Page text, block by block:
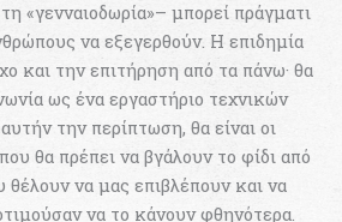
«γενναιοδωρία»– μπορεί πράγματι
να εξεγερθούν. Η επιδημία
και την επιτήρηση από τα πάνω· θα
ως ένα εργαστήριο τεχνικών
την περίπτωση, θα είναι οι
θα πρέπει να βγάλoυν το φίδι από
θέλουν να μας επιβλέπουν και να
να το κάνουν φθηνότερα.